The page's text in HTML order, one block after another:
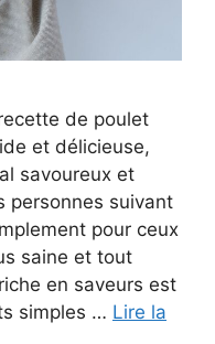
de poulet
et délicieuse,
savoureux et
personnes suivant
pour ceux
saine et tout
en saveurs est
simples … Lire la